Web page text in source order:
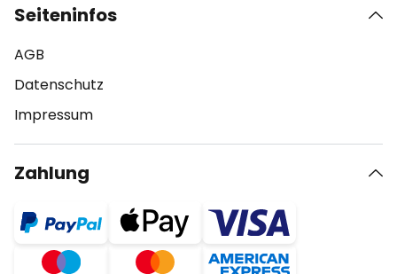
Seiteninfos
AGB
Datenschutz
Impressum
Zahlung